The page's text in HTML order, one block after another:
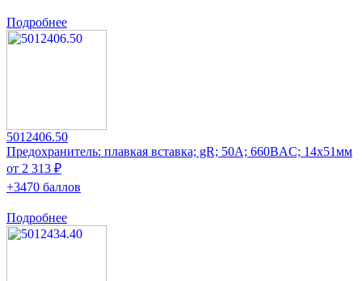
Подробнее
5012406.50
Предохранитель: плавкая вставка; gR; 50А; 660ВAC; 14x51мм
от 2 313 ₽
+3470 баллов
Подробнее